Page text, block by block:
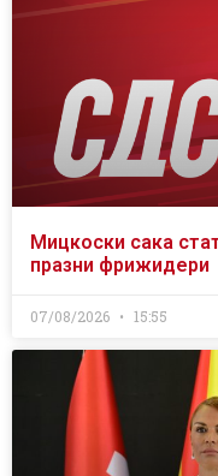
Мицкоски сака
празни фрижидери
07/08/2026 15:55